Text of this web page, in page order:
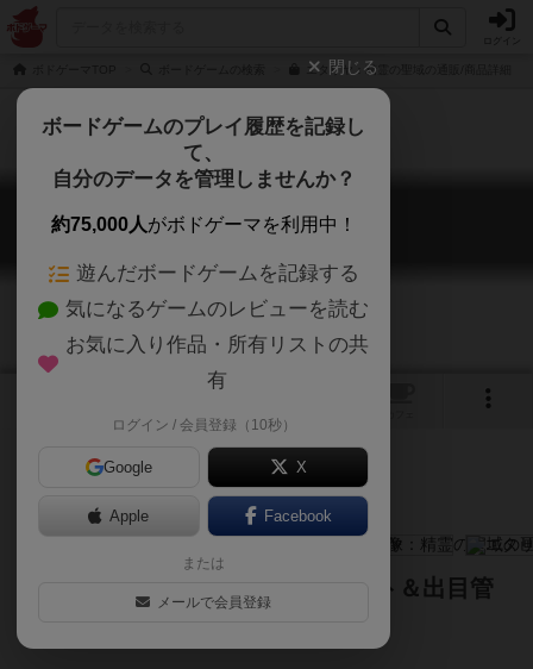
エタリヤ：精霊の聖域の通販/商品詳細
エタリヤ：精霊の聖域
Etariya: Elvian Relics
旅の始点と終点を決める、ドラフト＆出目管
閉じる
ボードゲームのプレイ履歴を記録し
て、
自分のデータを管理しませんか？
約75,000人がボドゲーマを利用中！
遊んだボードゲームを記録する
気になるゲームのレビューを読む
お気に入り作品・所有リストの共
有
ログイン / 会員登録（10秒）
Google X
Apple Facebook
または
メールで会員登録